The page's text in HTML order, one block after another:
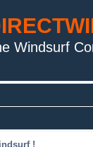
Windsurf
!